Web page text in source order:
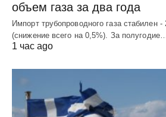
объем газа за два года
Импорт трубопроводного газа стабилен
(снижение всего на 0,5%). За
1 час ago